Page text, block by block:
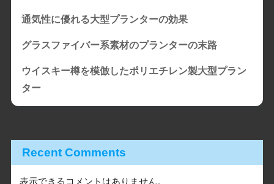
通気性に優れる大型プランターの効果
グラスファイバー系素材のプランターの末路
ウイスキー樽を模倣したポリエチレン製大型プラン
ター
Recent Comments
表示できるコメントはありません。